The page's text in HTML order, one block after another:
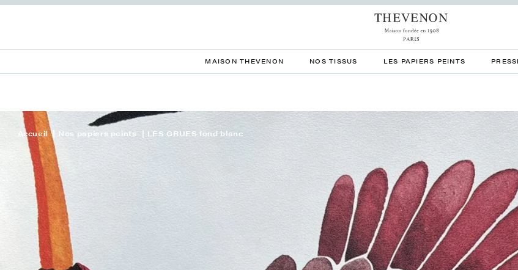
MAISON THEVENON NOS TISSUS LES PAPIERS PEINTS
Accueil Nos papiers peints LES GRUES fond blanc